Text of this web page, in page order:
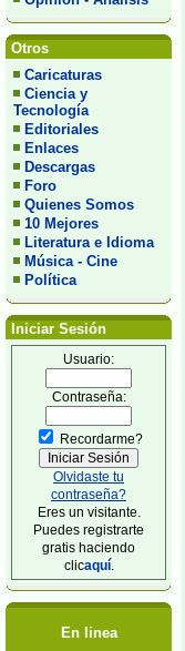
Otros
Caricaturas
Ciencia y
Tecnología
Editoriales
Enlaces
Descargas
Foro
Quienes Somos
10 Mejores
Literatura e Idioma
Música - Cine
Política
Iniciar Sesión
Usuario:
Contraseña:
Recordarme?
Olvidaste tu
contraseña?
Eres un visitante.
Puedes registrarte
gratis haciendo
clicaquí.
En linea